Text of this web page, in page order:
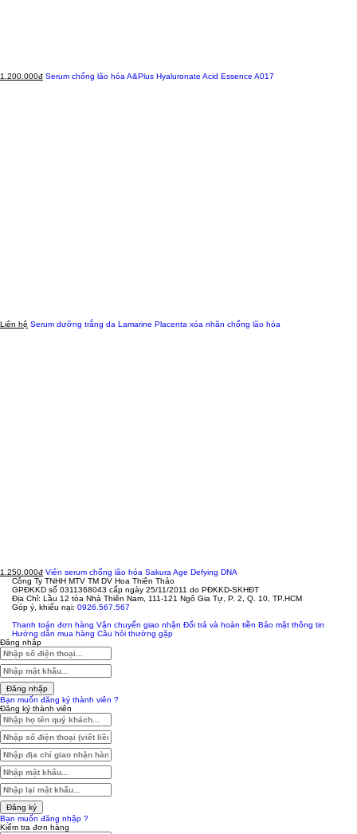
1.200.000đ Serum chống lão hóa A&Plus Hyaluronate Acid Essence A017
Liên hệ Serum dưỡng trắng da Lamarine Placenta xóa nhăn chống lão hóa
1.250.000đ Viên serum chống lão hóa Sakura Age Defying DNA
Công Ty TNHH MTV TM DV Hoa Thiên Thảo
GPĐKKD số 0311368043 cấp ngày 25/11/2011 do PĐKKD-SKHĐT
Địa Chỉ: Lầu 12 tòa Nhà Thiên Nam, 111-121 Ngô Gia Tự, P. 2, Q. 10, TP.HCM
Góp ý, khiếu nại: 0926.567.567
Thanh toán đơn hàng Vận chuyển giao nhận Đổi trả và hoàn tiền Bảo mật thông tin
Hướng dẫn mua hàng Câu hỏi thường gặp
Đăng nhập
Đăng nhập
Bạn muốn đăng ký thành viên ?
Đăng ký thành viên
Đăng ký
Bạn muốn đăng nhập ?
Kiểm tra đơn hàng